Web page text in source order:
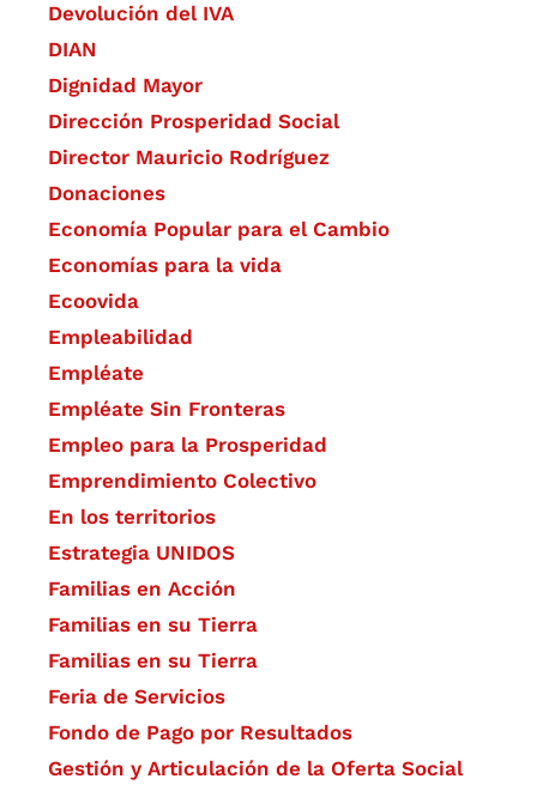
Devolución del IVA
DIAN
Dignidad Mayor
Dirección Prosperidad Social
Director Mauricio Rodríguez
Donaciones
Economía Popular para el Cambio
Economías para la vida
Ecoovida
Empleabilidad
Empléate
Empléate Sin Fronteras
Empleo para la Prosperidad
Emprendimiento Colectivo
En los territorios
Estrategia UNIDOS
Familias en Acción
Familias en su Tierra
Familias en su Tierra
Feria de Servicios
Fondo de Pago por Resultados
Gestión y Articulación de la Oferta Social